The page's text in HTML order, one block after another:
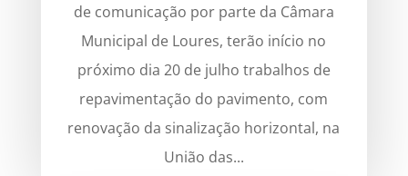
de comunicação por parte da Câmara
Municipal de Loures, terão início no
próximo dia 20 de julho trabalhos de
repavimentação do pavimento, com
renovação da sinalização horizontal, na
União das...